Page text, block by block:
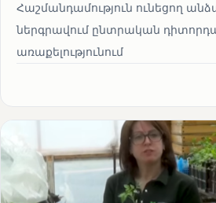
Հաշմանդամություն ունեցող
ներգրավում ընտրական
առաքելությունում